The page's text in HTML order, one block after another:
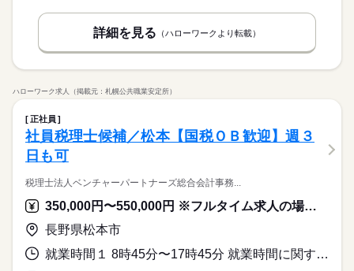
詳細を見る （ハローワークより転載）
ハローワーク求人（掲載元：札幌公共職業安定所）
正社員
社員税理士候補／松本【国税ＯＢ歓迎】週３
日も可
税理士法人ベンチャーパートナーズ総合会計事務...
350,000円〜550,000円 ※フルタイム求人の場合は月額（換算額）、パート求人の場合は時間額を表示しています。
長野県松本市
就業時間１ 8時45分〜17時45分 就業時間に関する特記事項 非常勤や短時間勤務についても柔軟に相談に応じます。